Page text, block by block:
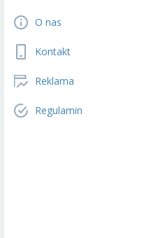
O nas
Kontakt
Reklama
Regulamin